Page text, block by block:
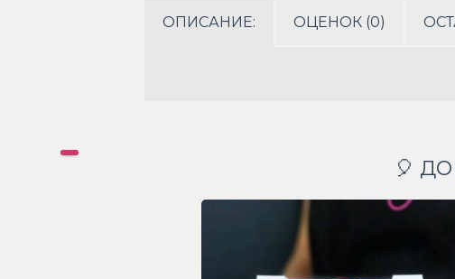
ОПИСАНИЕ: ОЦЕНОК (0)
🎈